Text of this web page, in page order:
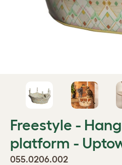
Freestyle -
platform -
055.0206.002